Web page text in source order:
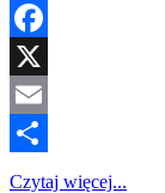
Facebook
X
Email
Share
Czytaj więcej...